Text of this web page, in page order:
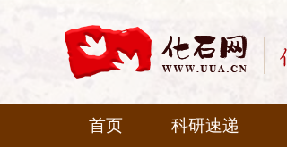
首页 科研速递